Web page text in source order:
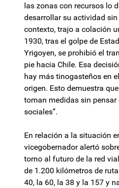
las zonas con recursos lo
desarrollar su actividad sin
contexto, trajo a colación
1930, tras el golpe de
Yrigoyen, se prohibió el
pie hacia Chile. Esa
hay más tinogasteños en
origen. Esto demuestra
toman medidas sin
sociales”.
En relación a la situación
vicegobernador alertó
torno al futuro de la red
de 1.200 kilómetros de
40, la 60, la 38 y la 157 y